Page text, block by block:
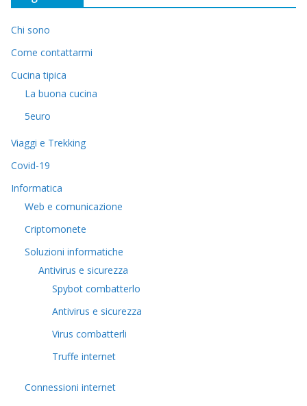
Chi sono
Come contattarmi
Cucina tipica
La buona cucina
5euro
Viaggi e Trekking
Covid-19
Informatica
Web e comunicazione
Criptomonete
Soluzioni informatiche
Antivirus e sicurezza
Spybot combatterlo
Antivirus e sicurezza
Virus combatterli
Truffe internet
Connessioni internet